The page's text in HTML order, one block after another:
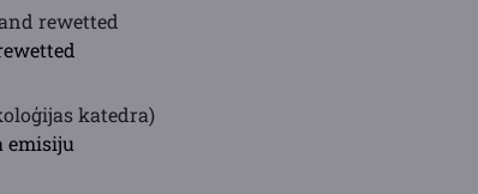
rewetted
katedra)
emisiju